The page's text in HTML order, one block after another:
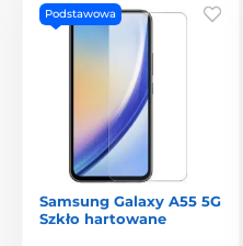
Podstawowa
Samsung Galaxy A55 5G
Szkło hartowane